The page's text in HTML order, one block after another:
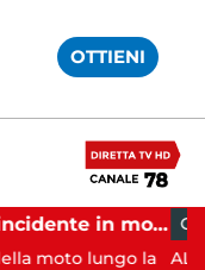
OTTIENI
Castellabate, incidente in moto: 27enne in ospedale
la
CRONACA
ALTAVILLA